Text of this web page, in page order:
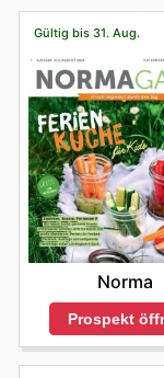
Gültig bis 31. Aug.
Norma
Prospekt